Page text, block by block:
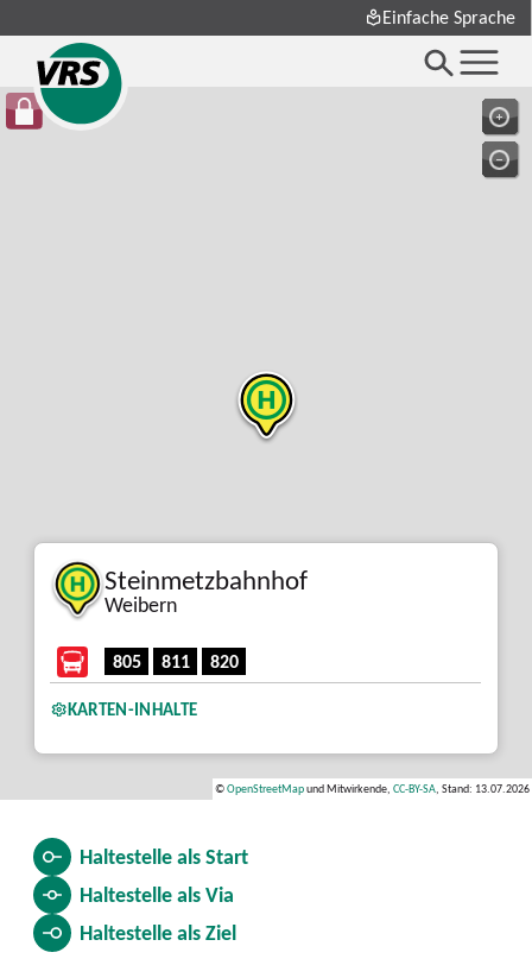
Einfache Sprache
Steinmetzbahnhof
Weibern
805 811 820
KARTEN-INHALTE
©OpenStreetMapund Mitwirkende, CC-BY-SA, Stand: 13.07.2026
Haltestelle alsStart
Haltestelle alsVia
Haltestelle alsZiel